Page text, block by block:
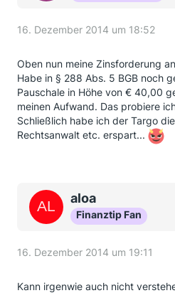
16. Dezember 2014 um 18:52
Oben nun meine Zinsforderung
Habe in § 288 Abs. 5 BGB noch
Pauschale in Höhe von € 40,00
meinen Aufwand. Das probiere
Schließlich habe ich der Targo
Rechtsanwalt etc. erspart...
aloa
Finanztip Fan
16. Dezember 2014 um 19:11
Kann irgenwie auch nicht